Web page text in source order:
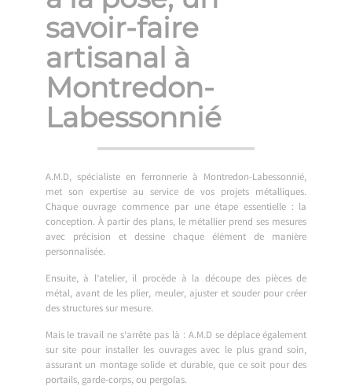
savoir-faire
artisanal à
Montredon-
Labessonnié
A.M.D, spécialiste en ferronnerie à Montredon-Labessonnié,
met son expertise au service de vos projets métalliques.
Chaque ouvrage commence par une étape essentielle : la
conception. À partir des plans, le métallier prend ses mesures
avec précision et dessine chaque élément de manière
personnalisée.
Ensuite, à l’atelier, il procède à la découpe des pièces de
métal, avant de les plier, meuler, ajuster et souder pour créer
des structures sur mesure.
Mais le travail ne s’arrête pas là : A.M.D se déplace également
sur site pour installer les ouvrages avec le plus grand soin,
assurant un montage solide et durable, que ce soit pour des
portails, garde-corps, ou pergolas.